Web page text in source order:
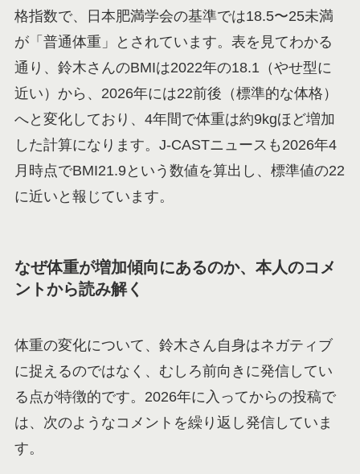
格指数で、日本肥満学会の基準では18.5〜25未満
が「普通体重」とされています。表を見てわかる
通り、鈴木さんのBMIは2022年の18.1（やせ型に
近い）から、2026年には22前後（標準的な体格）
へと変化しており、4年間で体重は約9kgほど増加
した計算になります。J-CASTニュースも2026年4
月時点でBMI21.9という数値を算出し、標準値の22
に近いと報じています。
なぜ体重が増加傾向にあるのか、本人のコメ
ントから読み解く
体重の変化について、鈴木さん自身はネガティブ
に捉えるのではなく、むしろ前向きに発信してい
る点が特徴的です。2026年に入ってからの投稿で
は、次のようなコメントを繰り返し発信していま
す。